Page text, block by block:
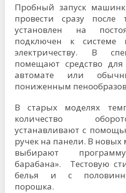
Пробный запуск
провести сразу после
установлен на
подключен к системе
электричеству. В
помещают средство
автомате или
пониженным
В старых моделях
количество
устанавливают с
ручек на панели. В
выбирают
барабана». Тестовую
белья и с
порошка.